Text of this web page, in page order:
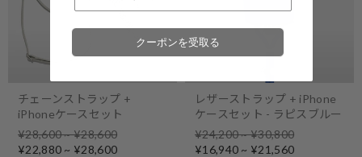
チェーンストラップ +
iPhoneケースセット
Regular
price
¥28,600 ~ ¥28,600
Sale
¥22,880 ~ ¥28,600
レザーストラップ + iPhone
ケースセット - ラピスブルー
Regular
price
¥24,200 ~ ¥30,800
Sale
¥16,940 ~ ¥21,560
クーポンを受取る